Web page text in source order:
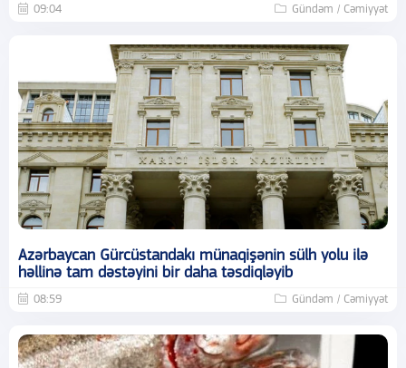
09:04 Gündəm / Cəmiyyət
Azərbaycan Gürcüstandakı münaqişənin sülh yolu ilə
həllinə tam dəstəyini bir daha təsdiqləyib
08:59 Gündəm / Cəmiyyət